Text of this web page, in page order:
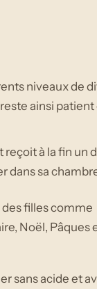
niveaux de
ainsi patient
reçoit à la fin un
dans sa
filles comme
Noël, Pâques
sans acide et